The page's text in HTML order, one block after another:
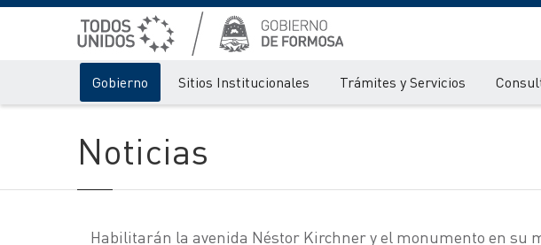
Gobierno Sitios Institucionales Trámites y Servicios
Noticias
Habilitarán la avenida Néstor Kirchner y el monumento en su